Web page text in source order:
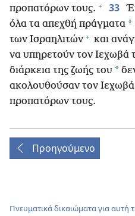
προπατόρων τους. + 33
όλα τα απεχθή πράγματα *
των Ισραηλιτών + και
να υπηρετούν τον Ιεχωβά
διάρκεια της ζωής του *
ακολουθούσαν τον
προπατόρων τους.
Προηγούμενο
Πνευματικά δικαιώματα για αυτή